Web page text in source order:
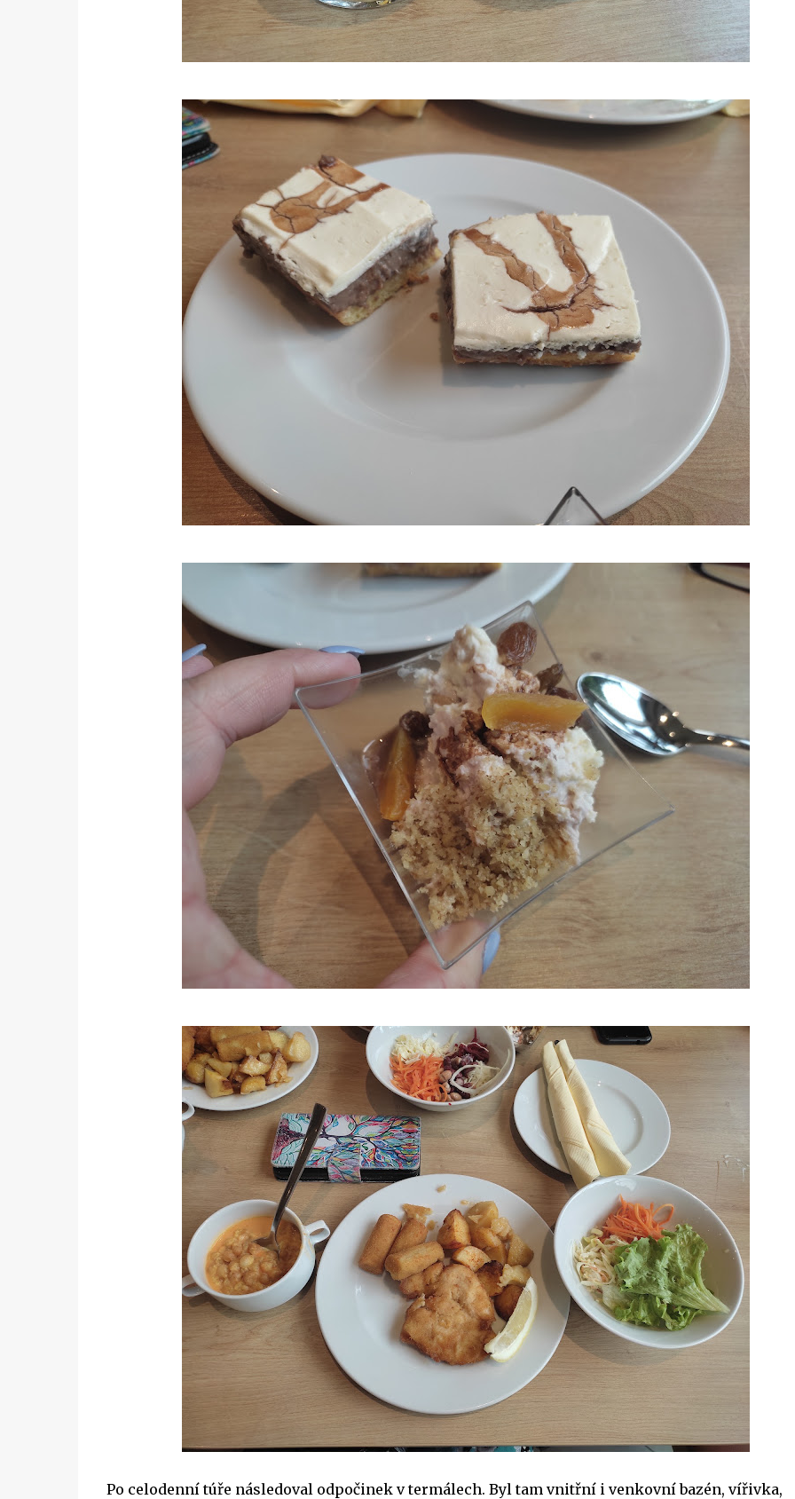
Po celodenní túře následoval odpočinek v termálech. Byl tam vnitřní i venkovní bazén, vířivka,